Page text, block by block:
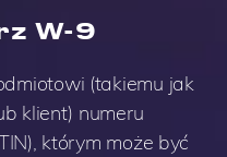
W-9
(takiemu jak
klient) numeru
którym może być